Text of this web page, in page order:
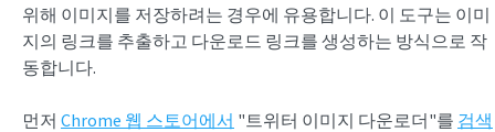
위해 이미지를 저장하려는 경우에 유용합니다. 이 도구는 이미
지의 링크를 추출하고 다운로드 링크를 생성하는 방식으로 작
동합니다.
먼저 Chrome 웹 스토어에서 "트위터 이미지 다운로더"를 검색